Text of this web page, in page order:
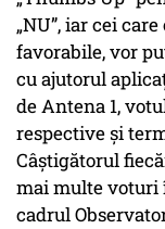
„NU”, iar cei
favorabile, vor
cu ajutorul
de Antena 1,
respective şi
Câştigătorul
mai multe voturi
cadrul